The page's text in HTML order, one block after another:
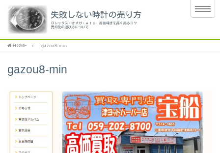
HOME gazou8-min
gazou8-min